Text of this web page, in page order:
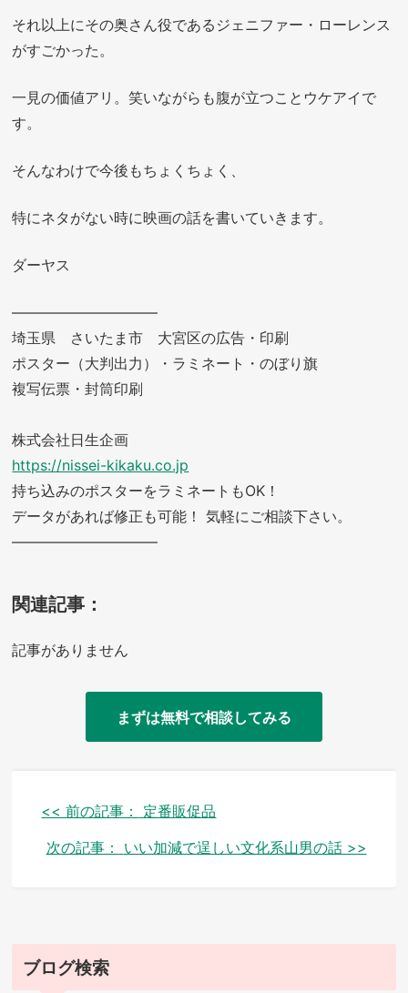
それ以上にその奥さん役であるジェニファー・ローレンス
がすごかった。
一見の価値アリ。笑いながらも腹が立つことウケアイで
す。
そんなわけで今後もちょくちょく、
特にネタがない時に映画の話を書いていきます。
ダーヤス
——————————
埼玉県 さいたま市 大宮区の広告・印刷
ポスター（大判出力）・ラミネート・のぼり旗
複写伝票・封筒印刷
株式会社日生企画
https://nissei-kikaku.co.jp
持ち込みのポスターをラミネートもOK！
データがあれば修正も可能！ 気軽にご相談下さい。
——————————
関連記事：
記事がありません
まずは無料で相談してみる
投
稿
ー
<< 前の記事：
定番販促品
次の記事：
いい加減で逞しい文化系山男の話 >>
ブログ検索